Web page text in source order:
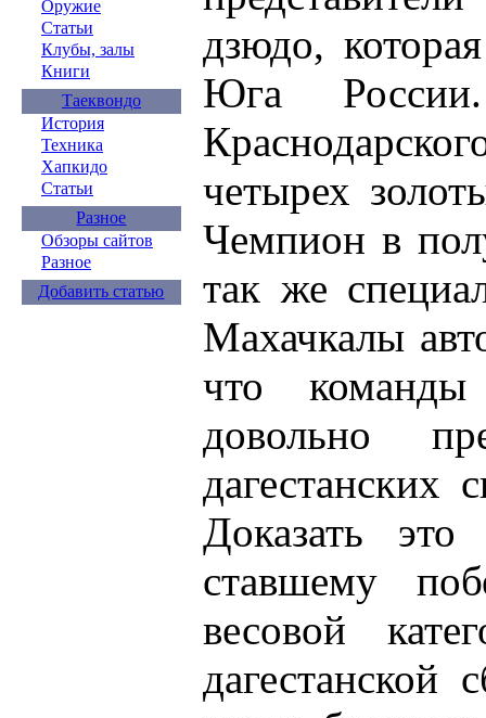
Оружие
Статьи
Клубы, залы
Книги
Таеквондо
История
Техника
Хапкидо
Статьи
Разное
Обзоры сайтов
Разное
Добавить статью
дзюдо,
Юга
четырех
Чемпион в
так же
Махачкалы
что
довольно
дагестанских
Доказать
ставшему
весовой
дагестанской